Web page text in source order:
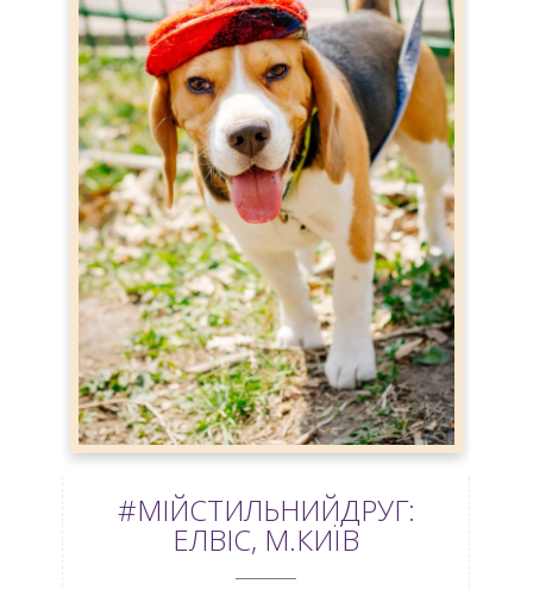
#МІЙСТИЛЬНИЙДРУГ:
ЕЛВІС, М.КИЇВ